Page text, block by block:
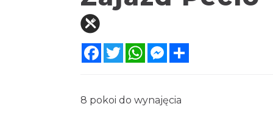
FacebookTwitterWhatsAppMessenger
8 pokoi do wynajęcia